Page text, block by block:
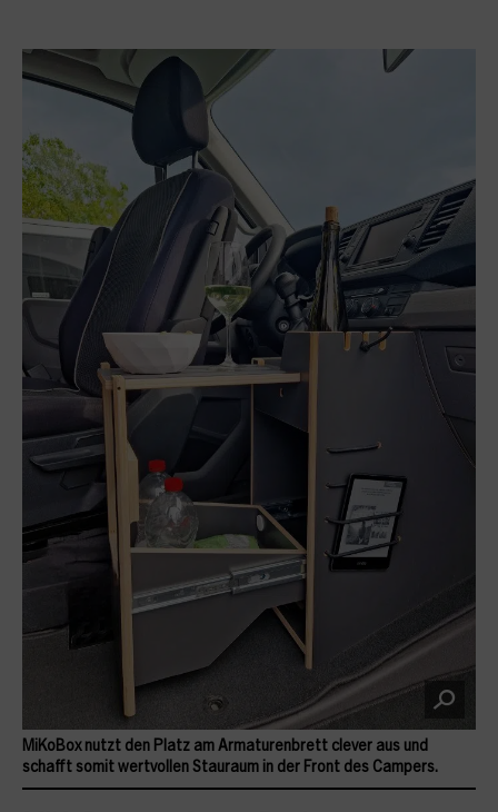
MiKoBox nutzt den Platz am Armaturenbrett clever aus und
schafft somit wertvollen Stauraum in der Front des Campers.